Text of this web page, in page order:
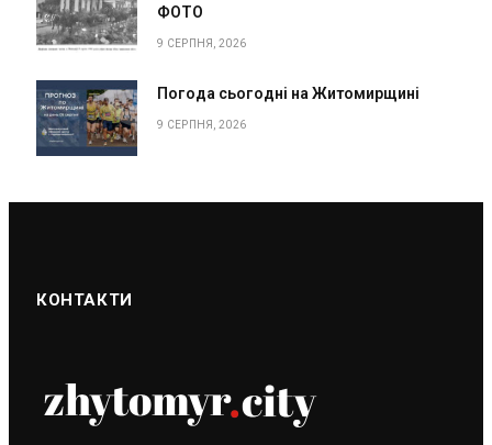
ФОТО
9 СЕРПНЯ, 2026
Погода сьогодні на Житомирщині
9 СЕРПНЯ, 2026
КОНТАКТИ